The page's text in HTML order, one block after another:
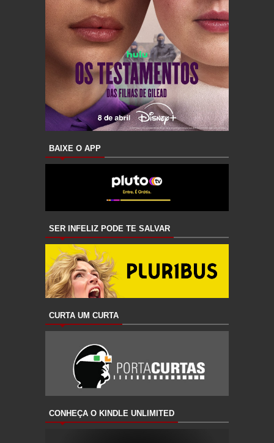
BAIXE O APP
SER INFELIZ PODE TE SALVAR
CURTA UM CURTA
CONHEÇA O KINDLE UNLIMITED